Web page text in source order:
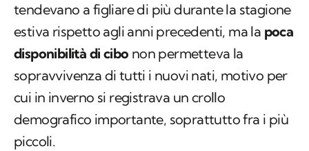
tendevano a figliare di più durante la stagione
estiva rispetto agli anni precedenti, ma la poca
disponibilità di cibo non permetteva la
sopravvivenza di tutti i nuovi nati, motivo per
cui in inverno si registrava un crollo
demografico importante, soprattutto fra i più
piccoli.